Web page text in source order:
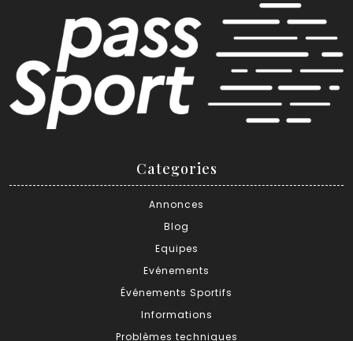
Categories
Annonces
Blog
Equipes
Evénements
Événements Sportifs
Informations
Problèmes techniques